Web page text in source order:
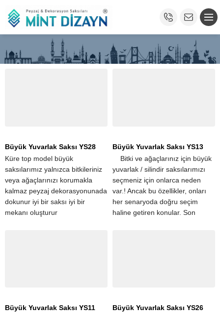
Büyük Yuvarlak Saksı YS28
Küre top model büyük
saksılarımız yalnızca bitkileriniz
veya ağaçlarınızı korumakla
kalmaz peyzaj dekorasyonunada
dokunur iyi bir saksı iyi bir
mekanı oluşturur
Büyük Yuvarlak Saksı YS13
​ ​ ​ ​ Bitki ve ağaçlarınız için büyük
yuvarlak / silindir saksılarımızı
seçmeniz için onlarca neden
var.! Ancak bu özellikler, onları
her senaryoda doğru seçim
haline getiren konular. Son
Büyük Yuvarlak Saksı YS11
Büyük Yuvarlak Saksı YS26